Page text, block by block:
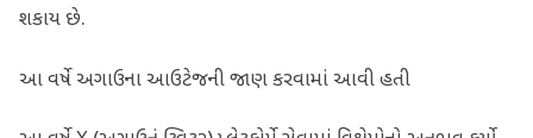
શકાય છે.
આ વર્ષે અગાઉના આઉટેજની જાણ કરવામાં આવી હતી